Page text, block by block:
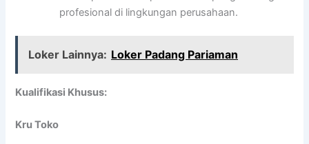
profesional di lingkungan perusahaan.
Loker Lainnya: Loker Padang Pariaman
Kualifikasi Khusus:
Kru Toko